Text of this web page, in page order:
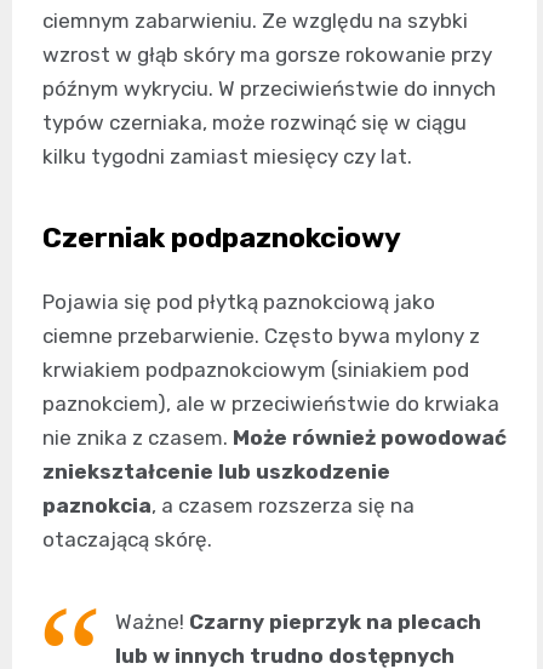
ciemnym zabarwieniu. Ze względu na szybki
wzrost w głąb skóry ma gorsze rokowanie przy
późnym wykryciu. W przeciwieństwie do innych
typów czerniaka, może rozwinąć się w ciągu
kilku tygodni zamiast miesięcy czy lat.
Czerniak podpaznokciowy
Pojawia się pod płytką paznokciową jako
ciemne przebarwienie. Często bywa mylony z
krwiakiem podpaznokciowym (siniakiem pod
paznokciem), ale w przeciwieństwie do krwiaka
nie znika z czasem. Może również powodować
zniekształcenie lub uszkodzenie
paznokcia, a czasem rozszerza się na
otaczającą skórę.
Ważne! Czarny pieprzyk na plecach
lub w innych trudno dostępnych